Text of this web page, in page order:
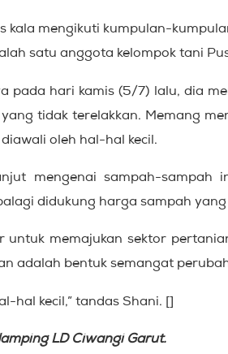
kala mengikuti kumpulan-
satu anggota kelompok tani
pada hari kamis (5/7) lalu, dia
tidak terelakkan. Memang
oleh hal-hal kecil.
mengenai sampah-sampah
didukung harga sampah
untuk memajukan sektor
adalah bentuk semangat
hal kecil,” tandas Shani. []
LD Ciwangi Garut.